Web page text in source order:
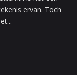
ervan. Toch